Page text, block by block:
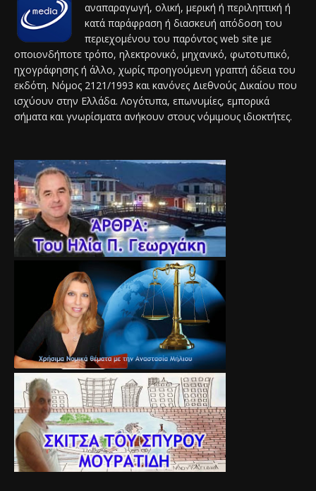
αναπαραγωγή, ολική, μερική ή περιληπτική ή
κατά παράφραση ή διασκευή απόδοση του
περιεχομένου του παρόντος web site με
οποιονδήποτε τρόπο, ηλεκτρονικό, μηχανικό, φωτοτυπικό,
ηχογράφησης ή άλλο, χωρίς προηγούμενη γραπτή άδεια του
εκδότη. Νόμος 2121/1993 και κανόνες Διεθνούς Δικαίου που
ισχύουν στην Ελλάδα. Λογότυπα, επωνυμίες, εμπορικά
σήματα και γνωρίσματα ανήκουν στους νόμιμους ιδιοκτήτες.